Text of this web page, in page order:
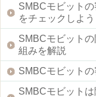
SMBCモビット
をチェックしよう
SMBCモビット
組みを解説
SMBCモビット
SMBCモビット